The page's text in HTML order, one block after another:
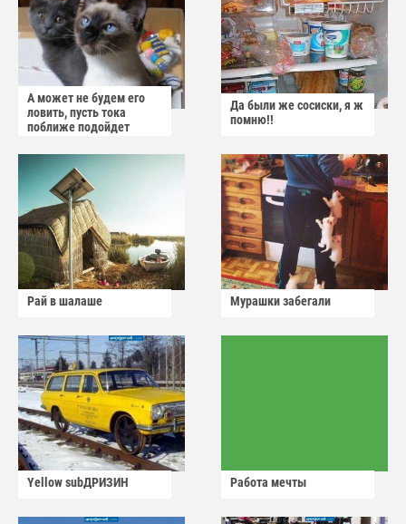
А может не будем его
ловить, пусть тока
поближе подойдет
Да были же сосиски, я ж
помню!!
Рай в шалаше Мурашки забегали
Yellow subДРИЗИН Работа мечты